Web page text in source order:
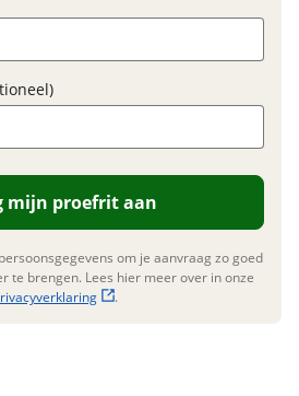
mijn proefrit aan
om je aanvraag zo goed
te brengen. Lees hier meer over in onze
.